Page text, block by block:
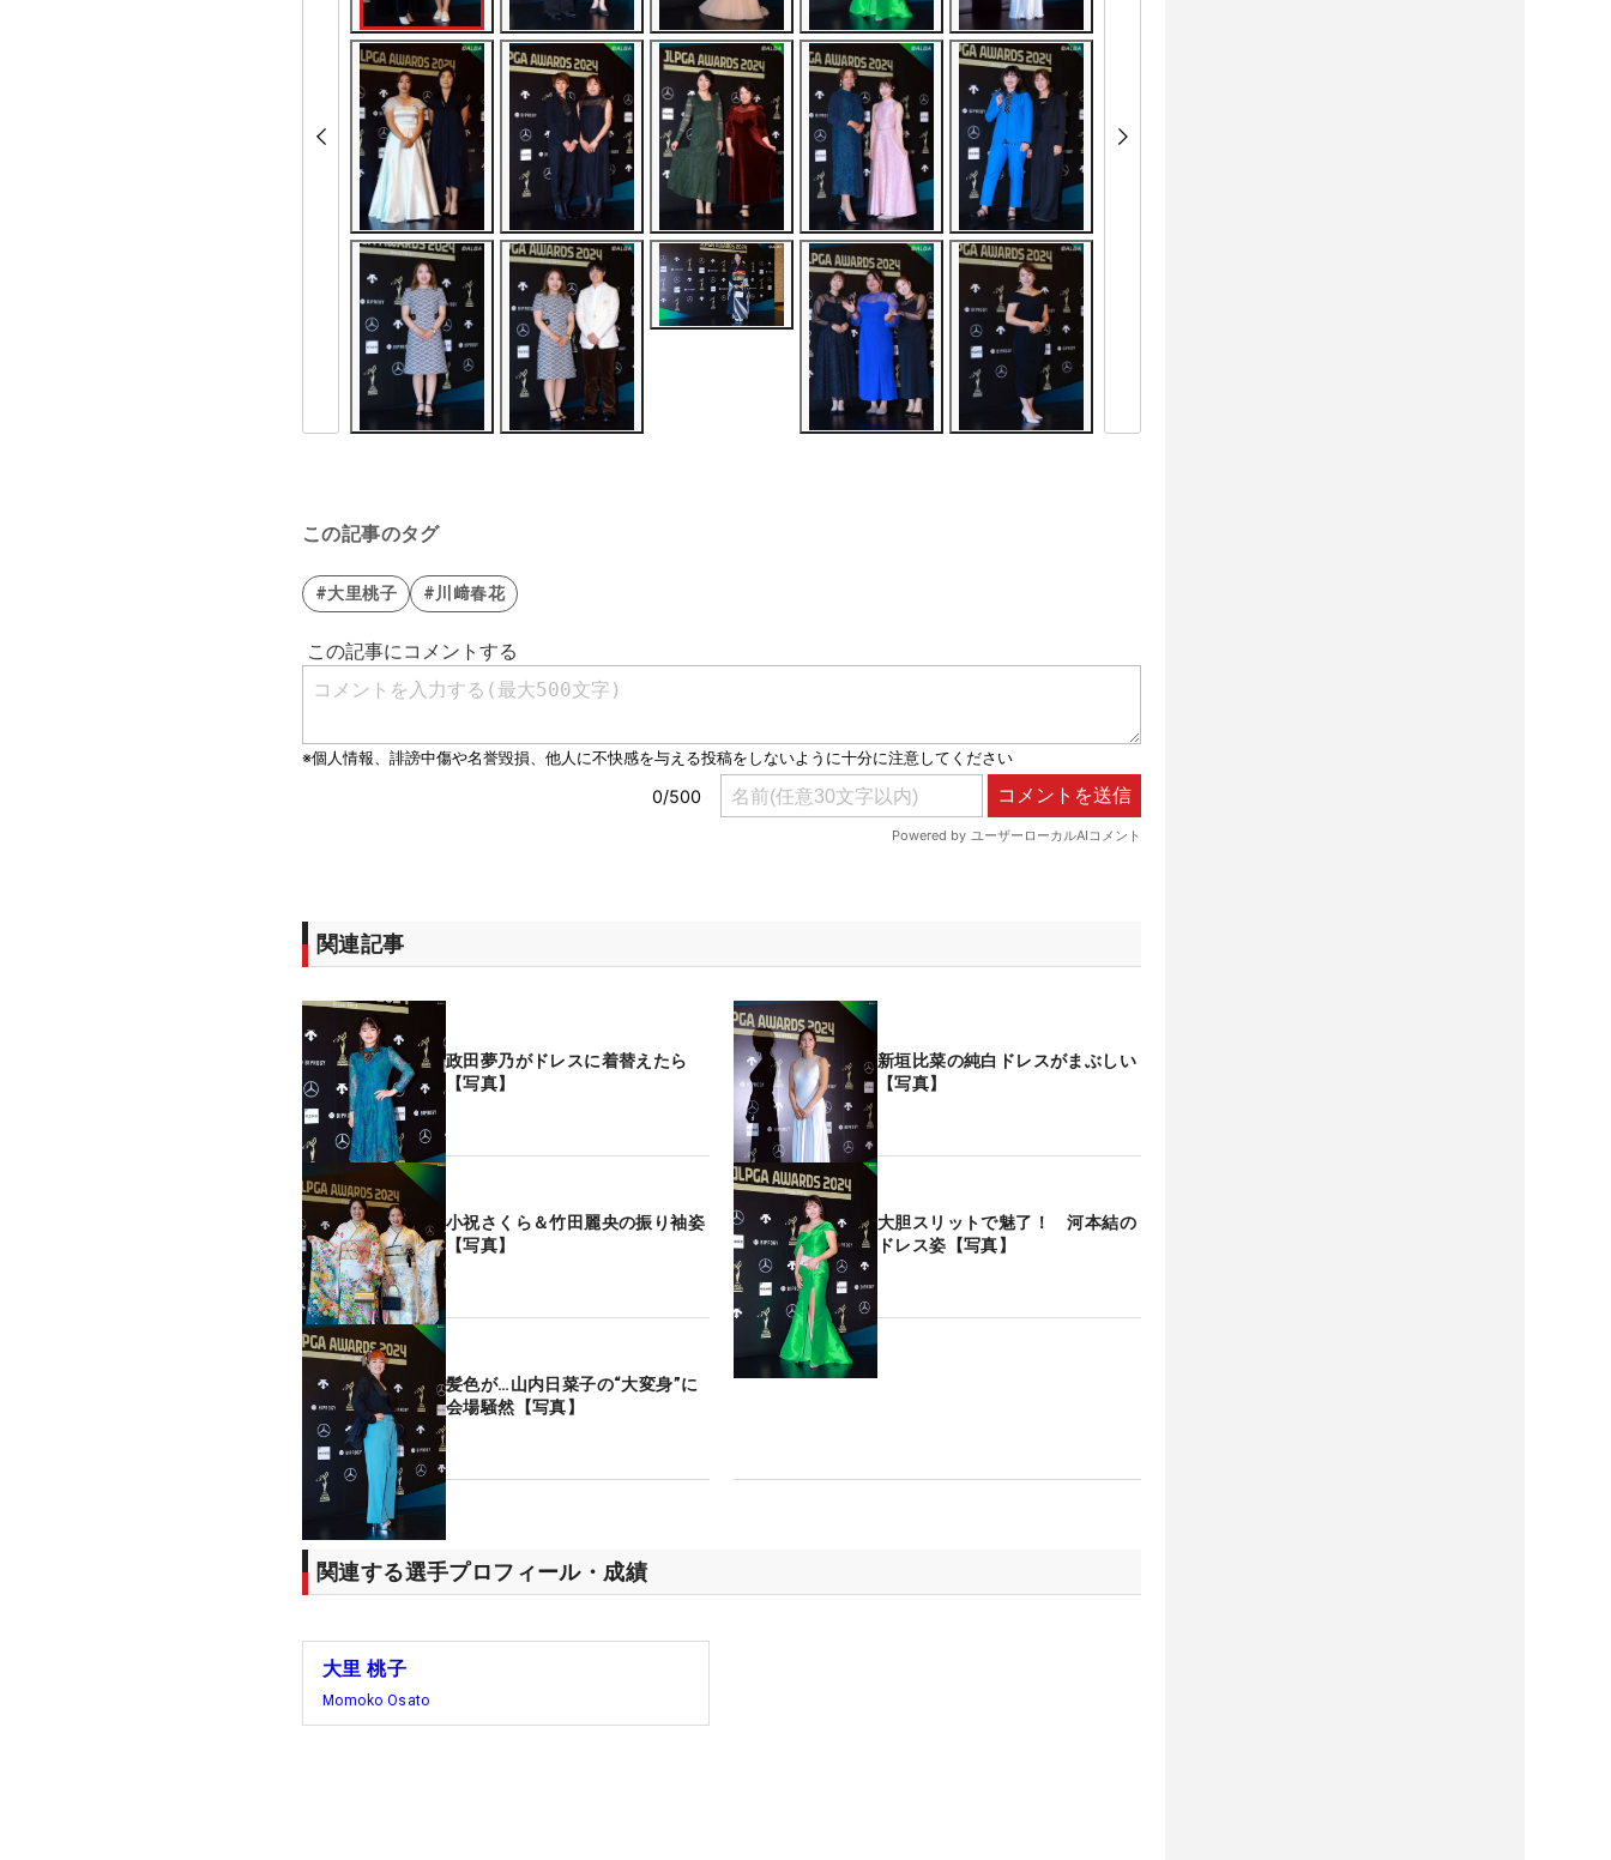
この記事のタグ
#大里桃子 #川﨑春花
関連記事
政田夢乃がドレスに着替えたら
【写真】
新垣比菜の純白ドレスがまぶしい
【写真】
小祝さくら＆竹田麗央の振り袖姿
【写真】
大胆スリットで魅了！ 河本結の
ドレス姿【写真】
髪色が…山内日菜子の“大変身”に
会場騒然【写真】
関連する選手プロフィール・成績
大里 桃子
Momoko Osato